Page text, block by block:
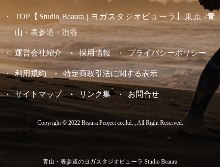
TOP【Studio Beaura | ヨガスタジオビューラ】東京 /青
山・表参道・渋谷
運営会社紹介 採用情報 プライバシーポリシー
利用規約 特定商取引法に関する表示
サイトマップ リンク集 お問合せ
Copyright © 2022 Beaura Peoject co.,ltd. , All Right Reserved.
青山・表参道のヨガスタジオビューラ Studio Beaura